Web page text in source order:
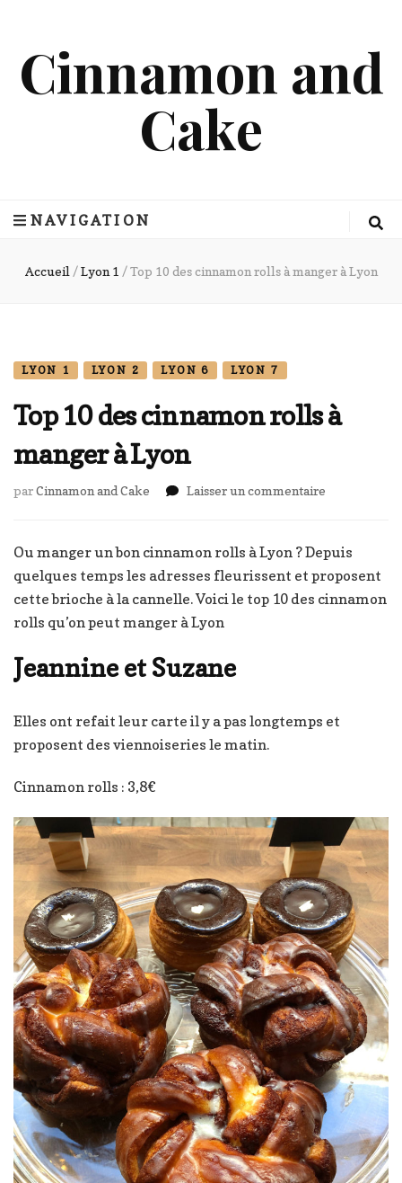
Cinnamon and
Cake
NAVIGATION
Accueil / Lyon 1 / Top 10 des cinnamon rolls à manger à Lyon
LYON 1 LYON 2 LYON 6 LYON 7
Top 10 des cinnamon rolls à
manger à Lyon
parCinnamon and Cake Laisser un commentaire
des
cinnamon
rolls
à
Ou manger un bon cinnamon rolls à Lyon ? Depuis
quelques temps les adresses fleurissent et proposent
cette brioche à la cannelle. Voici le top 10 des cinnamon
rolls qu’on peut manger à Lyon
Jeannine et Suzane
Elles ont refait leur carte il y a pas longtemps et
proposent des viennoiseries le matin.
Cinnamon rolls : 3,8€